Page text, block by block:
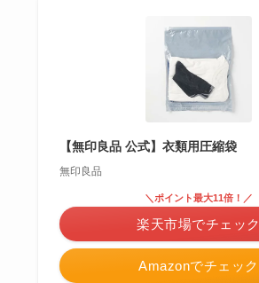
【無印良品 公式】衣類用圧縮袋
無印良品
Amazonでチェック
＼ポイント最大11倍！／
楽天市場でチェック